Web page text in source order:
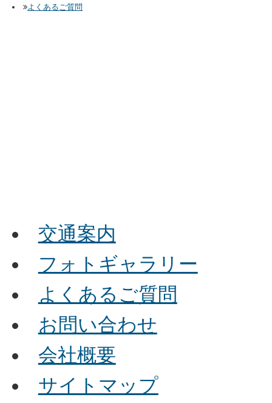
よくあるご質問
交通案内
フォトギャラリー
よくあるご質問
お問い合わせ
会社概要
サイトマップ